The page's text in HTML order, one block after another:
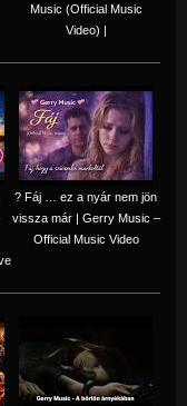
Music (Official Music
Video) |
? Fáj … ez a nyár nem jön
vissza már | Gerry Music –
Official Music Video